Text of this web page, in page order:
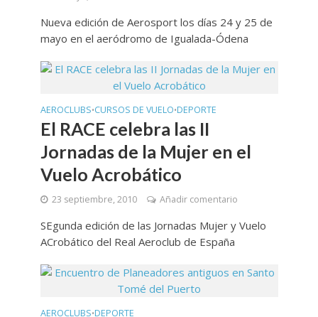
Nueva edición de Aerosport los días 24 y 25 de
mayo en el aeródromo de Igualada-Ódena
AEROCLUBS•CURSOS DE VUELO•DEPORTE
El RACE celebra las II
Jornadas de la Mujer en el
Vuelo Acrobático
23 septiembre, 2010 Añadir comentario
SEgunda edición de las Jornadas Mujer y Vuelo
ACrobático del Real Aeroclub de España
AEROCLUBS•DEPORTE